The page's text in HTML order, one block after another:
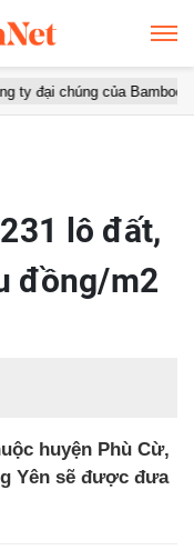
của Bamboo Capital và
lô đất,
đồng/m2
huyện Phù Cừ,
Yên sẽ được đưa